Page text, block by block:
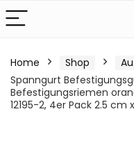
Home Shop
Spanngurt
Befestigungsriemen
12195-2, 4er Pack 2.5 cm